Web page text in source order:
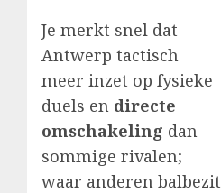
Je merkt snel dat
Antwerp tactisch
meer inzet op fysieke
duels en directe
omschakeling dan
sommige rivalen;
waar anderen balbezit